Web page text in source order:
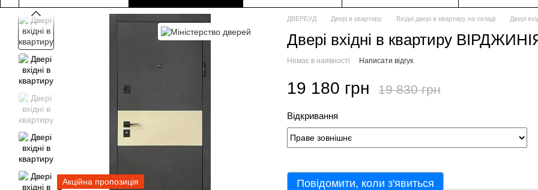
Акційна пропозиція
ДВЕРБУД Двері в квартиру Вхідні двері в квартиру на складі Двері
Двері вхідні в квартиру
Немає в наявності Написати відгук
19 180 грн 19 830 грн
Відкривання
Повідомити, коли з'явиться